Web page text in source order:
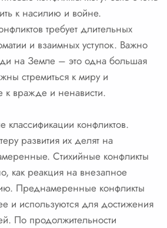
к насилию и войне.
требует длительных
и взаимных уступок. Важно
на Земле – это одна большая
стремиться к миру и
к вражде и ненависти.
классификации конфликтов.
развития их делят на
Стихийные конфликты
как реакция на внезапное
Преднамеренные конфликты
и используются для достижения
По продолжительности